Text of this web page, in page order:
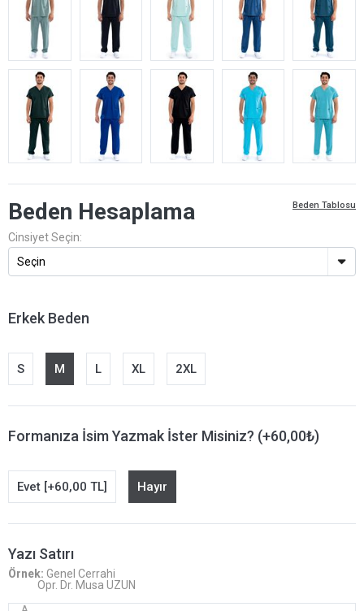
Beden Hesaplama
Cinsiyet Seçin:
Beden Tablosu
Erkek Beden
S M L XL 2XL
Formanıza İsim Yazmak İster Misiniz? (+60,00₺)
Evet [+60,00 TL] Hayır
Yazı Satırı
Örnek: Genel Cerrahi
Opr. Dr. Musa UZUN